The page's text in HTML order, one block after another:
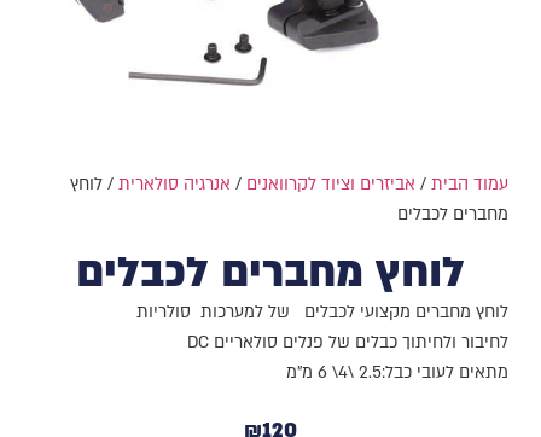
עמוד הבית/ אביזרים וציוד לקרוואנים / אנרגיה סולארית/ לוחץ
מחברים לכבלים
לוחץ מחברים לכבלים
לוחץ מחברים מקצועי לכבלים של למערכות סולריות
לחיבור ולחיתוך כבלים של פנלים סולאריים DC
מתאים לעובי כבל:2.5 \4\ 6 מ"מ
₪120